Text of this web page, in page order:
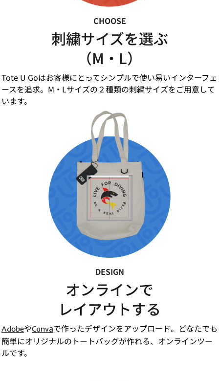
CHOOSE
刺繍サイズを選ぶ
（M・L）
Tote U Goはお客様にとってシンプルで使い易いインターフェ
ースを追求。M・Lサイズの２種類の刺繍サイズをご用意して
います。
DESIGN
オンラインで
レイアウトする
AdobeやCanvaで作ったデザインをアップロード。どなたでも
簡単にオリジナルのトートバッグが作れる、オンラインツー
ルです。